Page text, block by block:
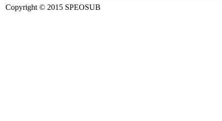
Copyright © 2015 SPEOSUB